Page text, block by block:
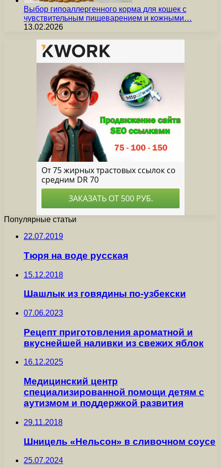
Выбор гипоаллергенного корма для кошек с
чувствительным пищеварением и кожными…
13.02.2026
Популярные статьи
22.07.2019
Тюря на воде русская
15.12.2018
Шашлык из говядины по-узбекски
07.06.2023
Рецепт приготовления ароматной и
вкуснейшей наливки из свежих яблок
16.12.2025
Медицинский центр
специализированной помощи детям с
аутизмом и поддержкой развития
29.11.2018
Шницель «Нельсон» в сливочном соусе
25.07.2024